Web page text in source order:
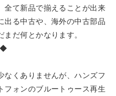
全て新品で揃えることが出来
出る中古や、海外の中古部品
だ何とかなります。
◆
くありませんが、ハンズフ
フォンのブルートゥース再生